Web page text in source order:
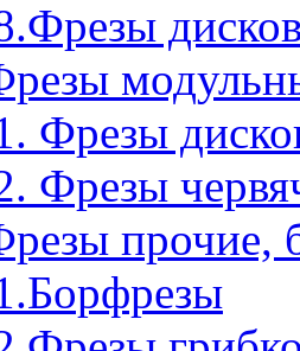
Фрезы
Фрезы
прочие,